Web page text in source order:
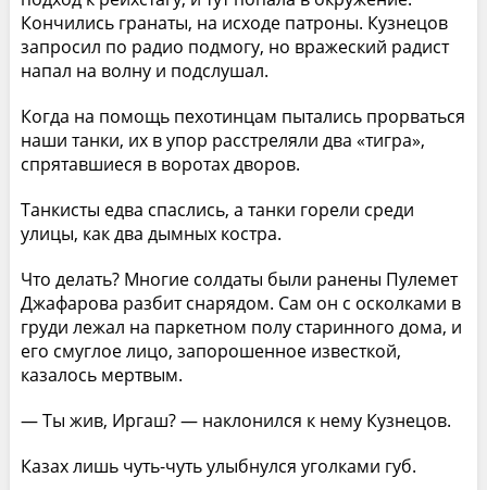
Кончились гранаты, на исходе патроны. Кузнецов
запросил по радио подмогу, но вражеский радист
напал на волну и подслушал.
Когда на помощь пехотинцам пытались прорваться
наши танки, их в упор расстреляли два «тигра»,
спрятавшиеся в воротах дворов.
Танкисты едва спаслись, а танки горели среди
улицы, как два дымных костра.
Что делать? Многие солдаты были ранены Пулемет
Джафарова разбит снарядом. Сам он с осколками в
груди лежал на паркетном полу старинного дома, и
его смуглое лицо, запорошенное известкой,
казалось мертвым.
— Ты жив, Иргаш? — наклонился к нему Кузнецов.
Казах лишь чуть-чуть улыбнулся уголками губ.